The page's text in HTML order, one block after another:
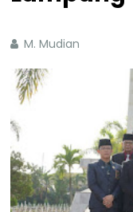
M. Mudian